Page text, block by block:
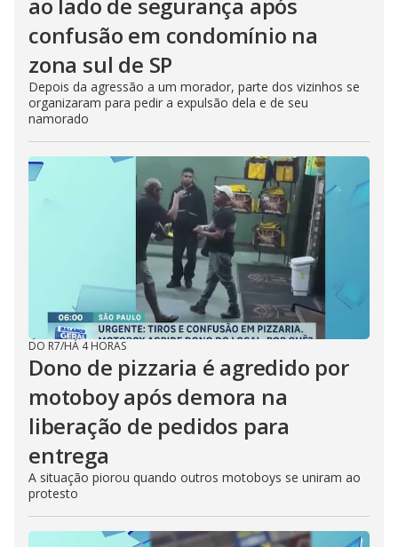
confusão em condomínio na
zona sul de SP
Depois da agressão a um morador, parte dos vizinhos se
organizaram para pedir a expulsão dela e de seu
namorado
DO R7/HÁ 4 HORAS
Dono de pizzaria é agredido por
motoboy após demora na
liberação de pedidos para
entrega
A situação piorou quando outros motoboys se uniram ao
protesto